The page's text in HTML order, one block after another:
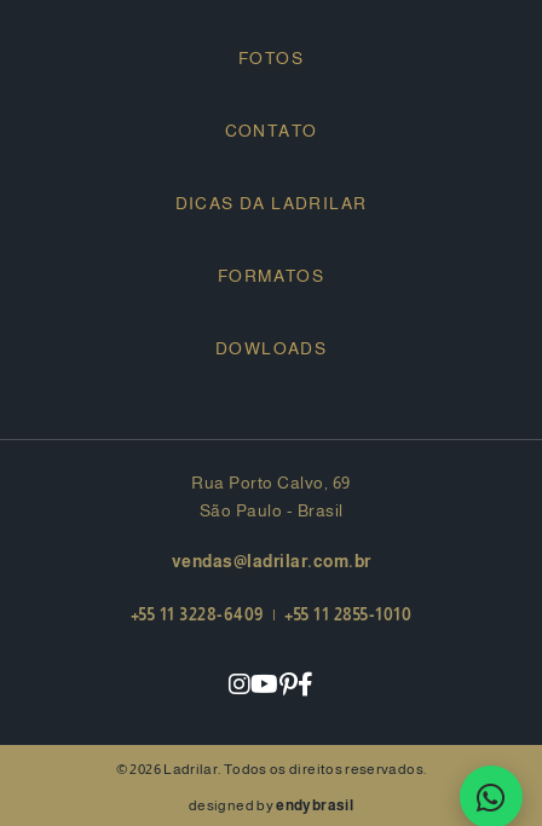
FOTOS
CONTATO
DICAS DA LADRILAR
FORMATOS
DOWLOADS
Rua Porto Calvo, 69
São Paulo - Brasil
vendas@ladrilar.com.br
+55 11 3228-6409 | +55 11 2855-1010
© 2026 Ladrilar. Todos os direitos reservados.
designed byendybrasil